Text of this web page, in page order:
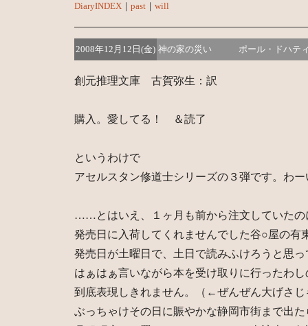
DiaryINDEX｜ past｜ will
2008年12月12日(金) 神の家の災い ポール・ドハテ
創元推理文庫 古賀弥生：訳
購入。愛してる！ ＆読了
というわけで
アセルスタン修道士シリーズの３弾です。わー
……とはいえ、１ヶ月も前から注文していたの
発売日に入荷してくれませんでした谷○屋の有
発売日が土曜日で、土日で読みふけろうと思
はぁはぁ言いながら本を受け取りに行ったわ
到底表現しきれません。（←ぜんぜん大げさじ
ぶっちゃけその日に賑やかな静岡市街まで出